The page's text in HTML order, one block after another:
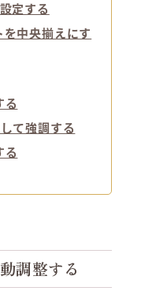
定する
中央揃えにす
る
て強調する
る
調整する